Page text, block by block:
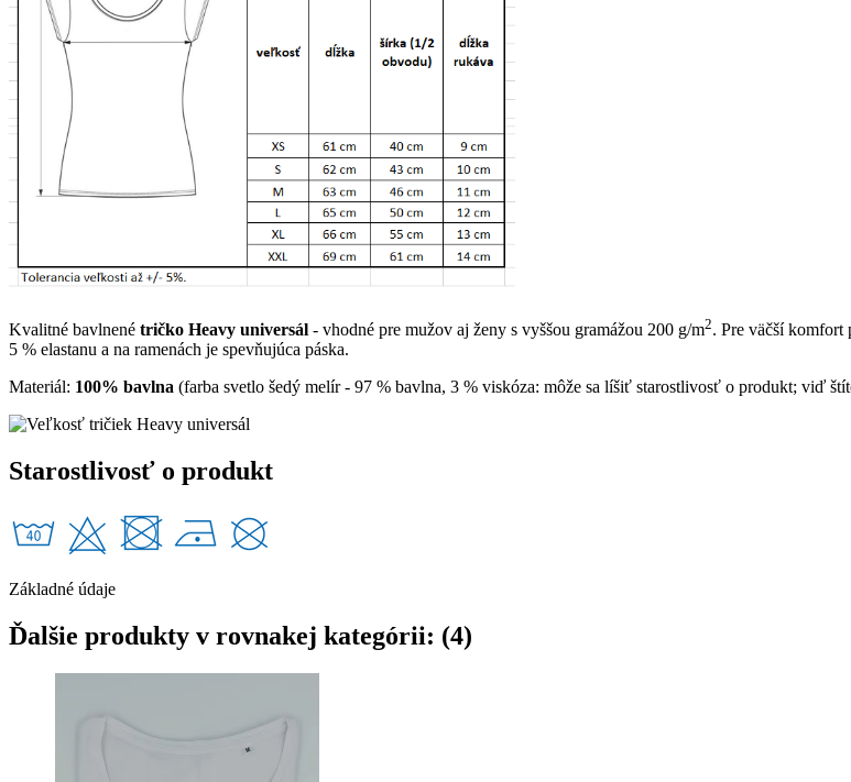
Kvalitné bavlnené tričko Heavy universál - vhodné pre mužov aj ženy s vyššou gramážou 200 g/m2. Pre väčší
5 % elastanu a na ramenách je spevňujúca páska.
Materiál: 100% bavlna (farba svetlo šedý melír - 97 % bavlna, 3 % viskóza: môže sa líšiť starostlivosť o produkt; viď
Starostlivosť o produkt
Základné údaje
Ďalšie produkty v rovnakej kategórii: (4)